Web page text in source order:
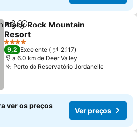
PartilharAdicionar aos favoritos
Black Rock Mountain
Resort
Ver preços
4 Estrelas
9,2 Excelente
2.117
a 6.0 km de Deer Valley
Perto do Reservatório JordanelleVer
ver os preços
Ver preços